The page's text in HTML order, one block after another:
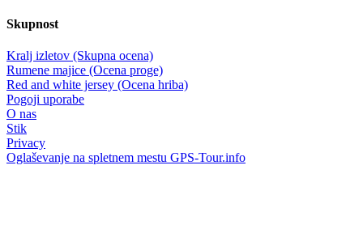
Skupnost
Kralj izletov (Skupna ocena)
Rumene majice (Ocena proge)
Red and white jersey (Ocena hriba)
Pogoji uporabe
O nas
Stik
Privacy
Oglaševanje na spletnem mestu GPS-Tour.info